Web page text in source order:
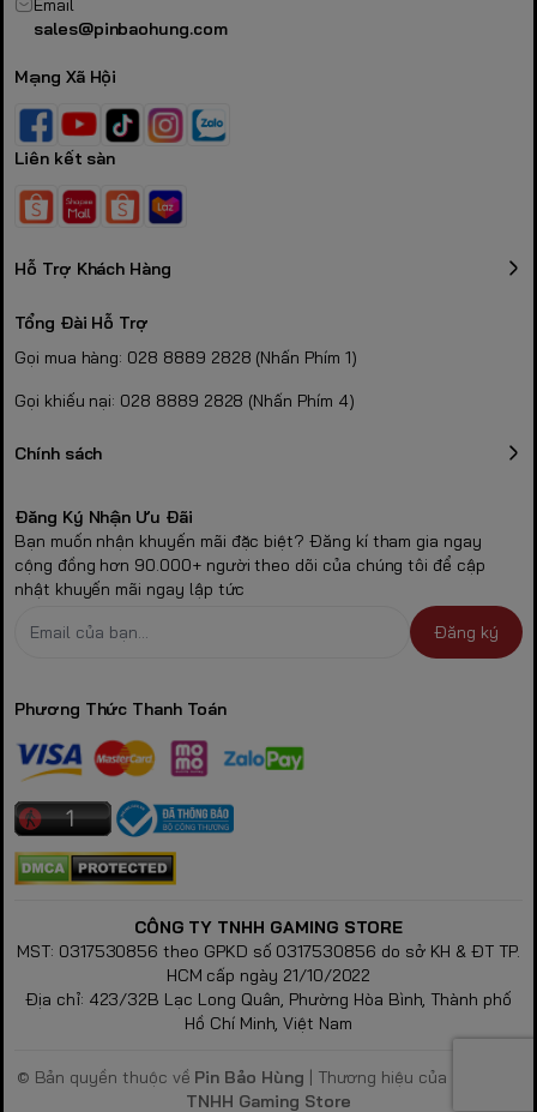
Email
sales@pinbaohung.com
Mạng Xã Hội
Liên kết sàn
Hỗ Trợ Khách Hàng
Tổng Đài Hỗ Trợ
Gọi mua hàng: 028 8889 2828 (Nhấn Phím 1)
Gọi khiếu nại: 028 8889 2828 (Nhấn Phím 4)
Chính sách
Đăng Ký Nhận Ưu Đãi
Bạn muốn nhận khuyến mãi đặc biệt? Đăng kí tham gia ngay
cộng đồng hơn 90.000+ người theo dõi của chúng tôi để cập
nhật khuyến mãi ngay lập tức
Đăng ký
Phương Thức Thanh Toán
CÔNG TY TNHH GAMING STORE
MST: 0317530856 theo GPKD số 0317530856 do sở KH & ĐT TP.
HCM cấp ngày 21/10/2022
Địa chỉ: 423/32B Lạc Long Quân, Phường Hòa Bình, Thành phố
Hồ Chí Minh, Việt Nam
© Bản quyền thuộc về Pin Bảo Hùng | Thương hiệu của
TNHH Gaming Store